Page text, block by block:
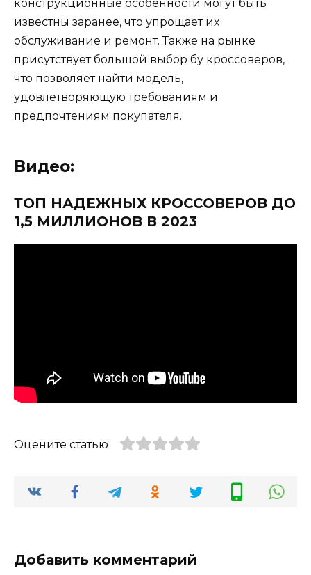
конструкционные особенности могут быть
известны заранее, что упрощает их
обслуживание и ремонт. Также на рынке
присутствует большой выбор бу кроссоверов,
что позволяет найти модель,
удовлетворяющую требованиям и
предпочтениям покупателя.
Видео:
ТОП НАДЕЖНЫХ КРОССОВЕРОВ ДО
1,5 МИЛЛИОНОВ В 2023
Оцените статью
Добавить комментарий